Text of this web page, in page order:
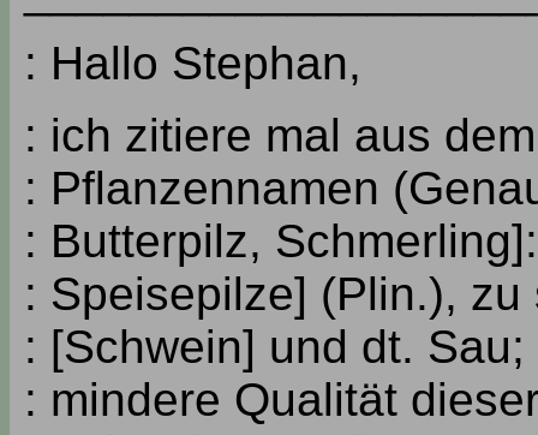
: Hallo Stephan,
: ich zitiere mal aus
: Pflanzennamen
: Butterpilz,
: Speisepilze] (Plin.),
: [Schwein] und dt.
: mindere Qualität